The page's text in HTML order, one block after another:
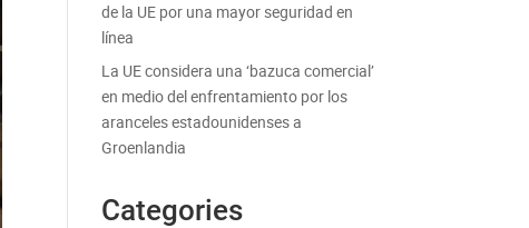
de la UE por una mayor seguridad en
línea
La UE considera una ‘bazuca comercial’
en medio del enfrentamiento por los
aranceles estadounidenses a
Groenlandia
Categories